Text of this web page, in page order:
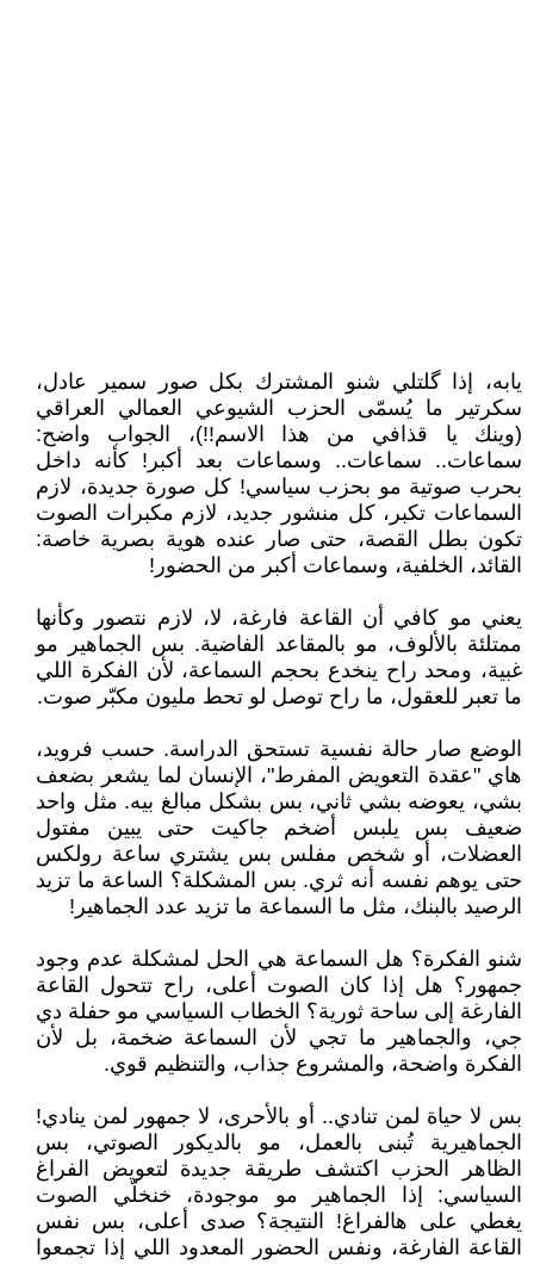
يابه، إذا گلتلي شنو المشترك بكل صور سمير عادل،
سكرتير ما يُسمّى الحزب الشيوعي العمالي العراقي
(وينك يا قذافي من هذا الاسم!!)، الجواب واضح:
سماعات.. سماعات.. وسماعات بعد أكبر! كأنه داخل
بحرب صوتية مو بحزب سياسي! كل صورة جديدة، لازم
السماعات تكبر، كل منشور جديد، لازم مكبرات الصوت
تكون بطل القصة، حتى صار عنده هوية بصرية خاصة:
القائد، الخلفية، وسماعات أكبر من الحضور!
يعني مو كافي أن القاعة فارغة، لا، لازم نتصور وكأنها
ممتلئة بالألوف، مو بالمقاعد الفاضية. بس الجماهير مو
غبية، ومحد راح ينخدع بحجم السماعة، لأن الفكرة اللي
ما تعبر للعقول، ما راح توصل لو تحط مليون مكبّر صوت.
الوضع صار حالة نفسية تستحق الدراسة. حسب فرويد،
هاي "عقدة التعويض المفرط"، الإنسان لما يشعر بضعف
بشي، يعوضه بشي ثاني، بس بشكل مبالغ بيه. مثل واحد
ضعيف بس يلبس أضخم جاكيت حتى يبين مفتول
العضلات، أو شخص مفلس بس يشتري ساعة رولكس
حتى يوهم نفسه أنه ثري. بس المشكلة؟ الساعة ما تزيد
الرصيد بالبنك، مثل ما السماعة ما تزيد عدد الجماهير!
شنو الفكرة؟ هل السماعة هي الحل لمشكلة عدم وجود
جمهور؟ هل إذا كان الصوت أعلى، راح تتحول القاعة
الفارغة إلى ساحة ثورية؟ الخطاب السياسي مو حفلة دي
جي، والجماهير ما تجي لأن السماعة ضخمة، بل لأن
الفكرة واضحة، والمشروع جذاب، والتنظيم قوي.
بس لا حياة لمن تنادي.. أو بالأحرى، لا جمهور لمن ينادي!
الجماهيرية تُبنى بالعمل، مو بالديكور الصوتي، بس
الظاهر الحزب اكتشف طريقة جديدة لتعويض الفراغ
السياسي: إذا الجماهير مو موجودة، خنخلّي الصوت
يغطي على هالفراغ! النتيجة؟ صدى أعلى، بس نفس
القاعة الفارغة، ونفس الحضور المعدود اللي إذا تجمعوا